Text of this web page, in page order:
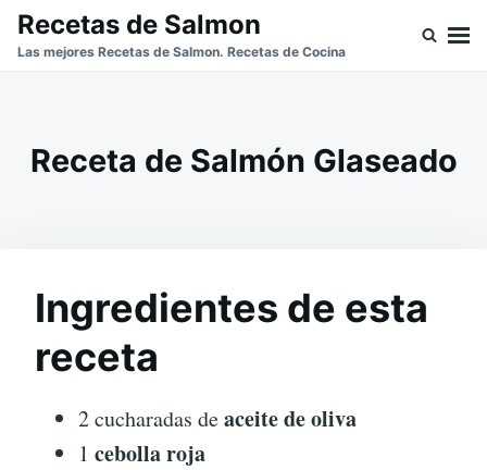
SkipBuscar:
Recetas de Salmon
Las mejores Recetas de Salmon. Recetas de Cocina
Receta de Salmón Glaseado
Ingredientes de esta
receta
2 cucharadas deaceite de oliva
1 cebolla roja